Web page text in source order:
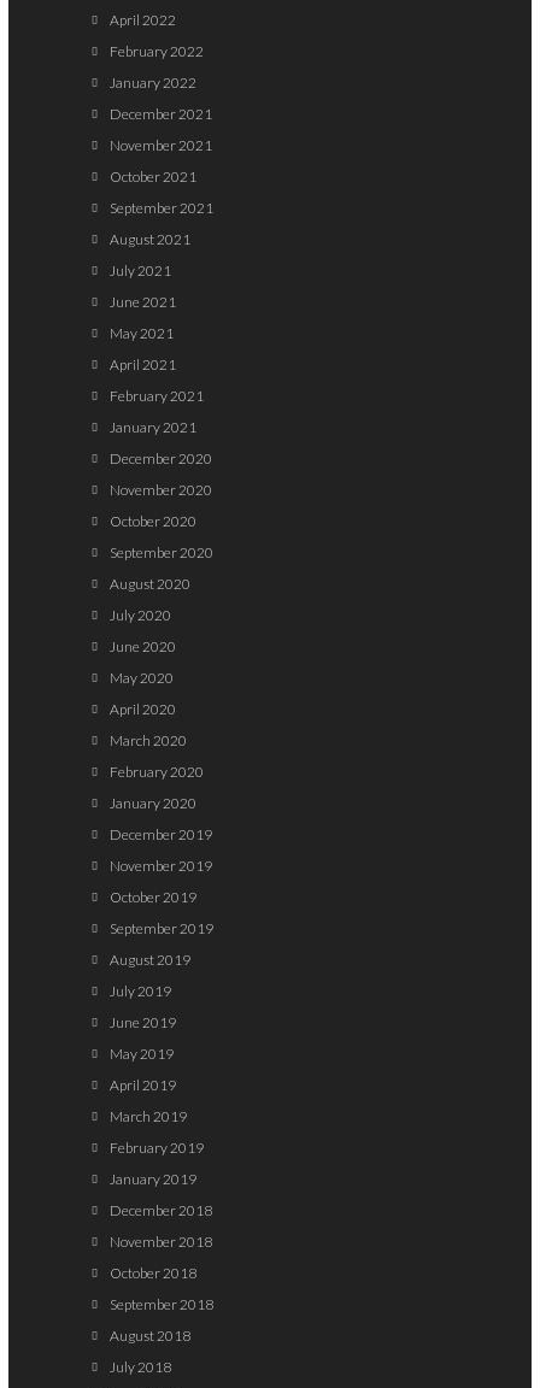
April 2022
February 2022
January 2022
December 2021
November 2021
October 2021
September 2021
August 2021
July 2021
June 2021
May 2021
April 2021
February 2021
January 2021
December 2020
November 2020
October 2020
September 2020
August 2020
July 2020
June 2020
May 2020
April 2020
March 2020
February 2020
January 2020
December 2019
November 2019
October 2019
September 2019
August 2019
July 2019
June 2019
May 2019
April 2019
March 2019
February 2019
January 2019
December 2018
November 2018
October 2018
September 2018
August 2018
July 2018